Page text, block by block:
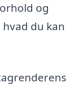
og
du kan